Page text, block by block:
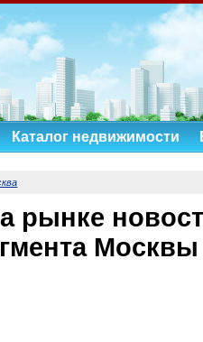
Каталог недвижимости
рынке
Москвы